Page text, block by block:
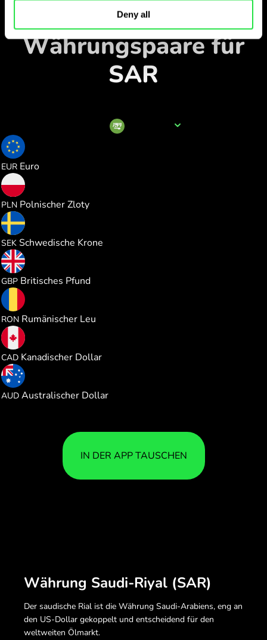
Deny all
Verfolgen Sie beliebte
Währungspaare für
SAR
EUR Euro
PLN Polnischer Zloty
SEK Schwedische Krone
GBP Britisches Pfund
RON Rumänischer Leu
CAD Kanadischer Dollar
AUD Australischer Dollar
IN DER APP TAUSCHEN
Währung Saudi-Riyal (SAR)
Der saudische Rial ist die Währung Saudi-Arabiens, eng an
den US-Dollar gekoppelt und entscheidend für den
weltweiten Ölmarkt.